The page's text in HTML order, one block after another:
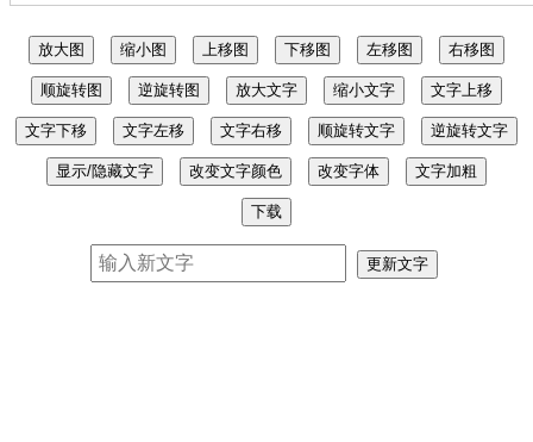
放大图 缩小图 上移图 下移图 左移图 右移图
顺旋转图 逆旋转图 放大文字 缩小文字 文字上移
文字下移 文字左移 文字右移 顺旋转文字 逆旋转文字
显示/隐藏文字 改变文字颜色 改变字体 文字加粗
下载
更新文字